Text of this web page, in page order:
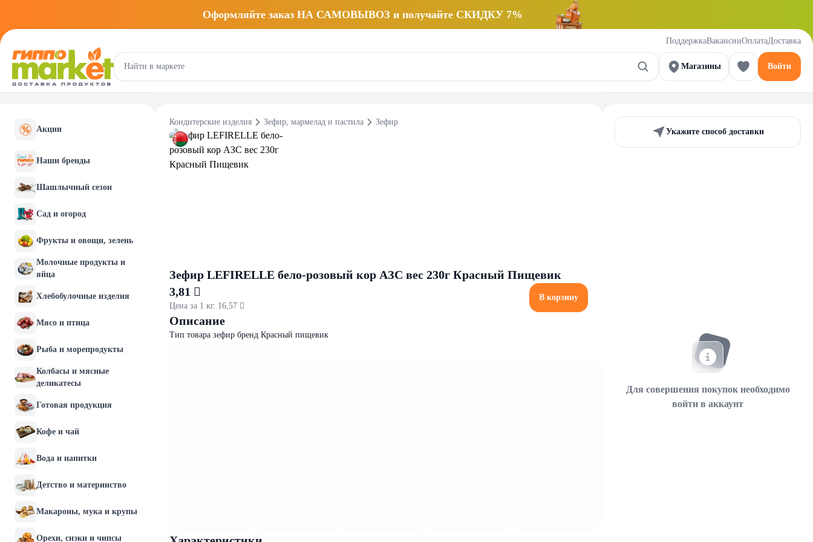
Оформляйте заказ НА САМОВЫВОЗ и получайте СКИДКУ 7%
ПоддержкаВакансииОплатаДоставка
Магазины Войти
Акции
Наши бренды
Шашлычный сезон
Сад и огород
Фрукты и овощи, зелень
Молочные продукты и
яйца
Хлебобулочные изделия
Мясо и птица
Рыба и морепродукты
Колбасы и мясные
деликатесы
Готовая продукция
Кофе и чай
Вода и напитки
Детство и материнство
Макароны, мука и крупы
Орехи, снэки и чипсы
Кондитерские изделия Зефир, мармелад и пастила Зефир
Зефир LEFIRELLE бело-розовый кор АЗС вес 230г Красный Пищевик
3,81 
Цена за 1 кг. 16,57 
В корзину
Описание
Тип товара зефир бренд Красный пищевик
Укажите способ доставки
Для совершения покупок необходимо
войти в аккаунт